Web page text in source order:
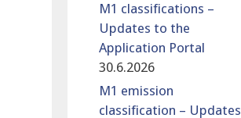
M1 classifications –
Updates to the
Application Portal
30.6.2026
M1 emission
classification – Updates